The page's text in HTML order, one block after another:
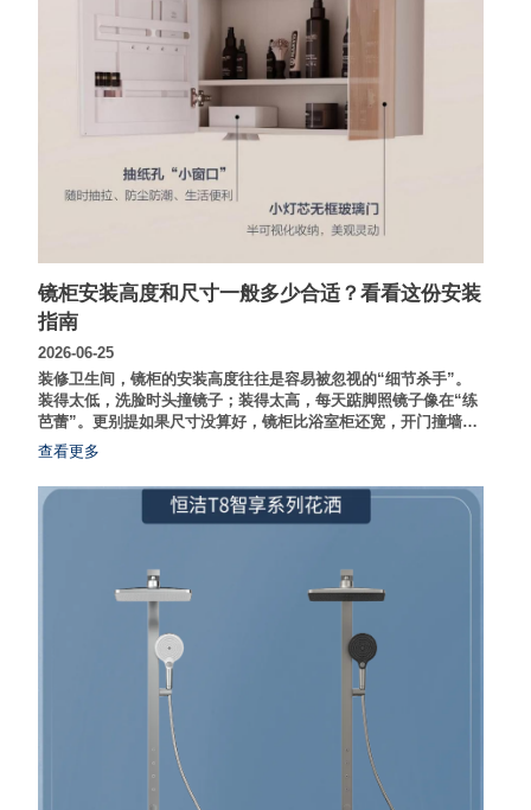
镜柜安装高度和尺寸一般多少合适？看看这份安装
指南
2026-06-25
装修卫生间，镜柜的安装高度往往是容易被忽视的“细节杀手”。
装得太低，洗脸时头撞镜子；装得太高，每天踮脚照镜子像在“练
芭蕾”。更别提如果尺寸没算好，镜柜比浴室柜还宽，开门撞墙的
尴尬。其实，镜柜安装的高度和尺寸有一套通用的人体工学“黄金
法则”，掌握它，不仅能提升洗漱舒适度，还能让卫生间视觉上更
显大。
查看更多